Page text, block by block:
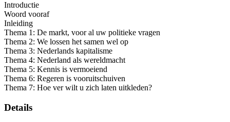
Introductie
Woord vooraf
Inleiding
Thema 1: De markt, voor al uw politieke vragen
Thema 2: We lossen het samen wel op
Thema 3: Nederlands kapitalisme
Thema 4: Nederland als wereldmacht
Thema 5: Kennis is vermoeiend
Thema 6: Regeren is vooruitschuiven
Thema 7: Hoe ver wilt u zich laten uitkleden?
Details